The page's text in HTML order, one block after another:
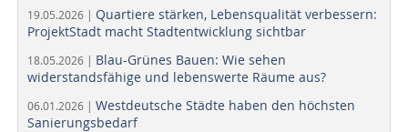
19.05.2026 | Quartiere stärken, Lebensqualität verbessern:
ProjektStadt macht Stadtentwicklung sichtbar
18.05.2026 | Blau-Grünes Bauen: Wie sehen
widerstandsfähige und lebenswerte Räume aus?
06.01.2026 | Westdeutsche Städte haben den höchsten
Sanierungsbedarf